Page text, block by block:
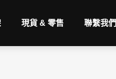
現貨 & 零售 聯繫我們